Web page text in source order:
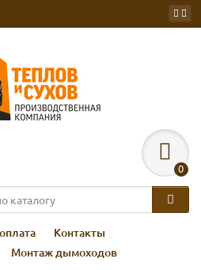
0
Контакты
Монтаж дымоходов